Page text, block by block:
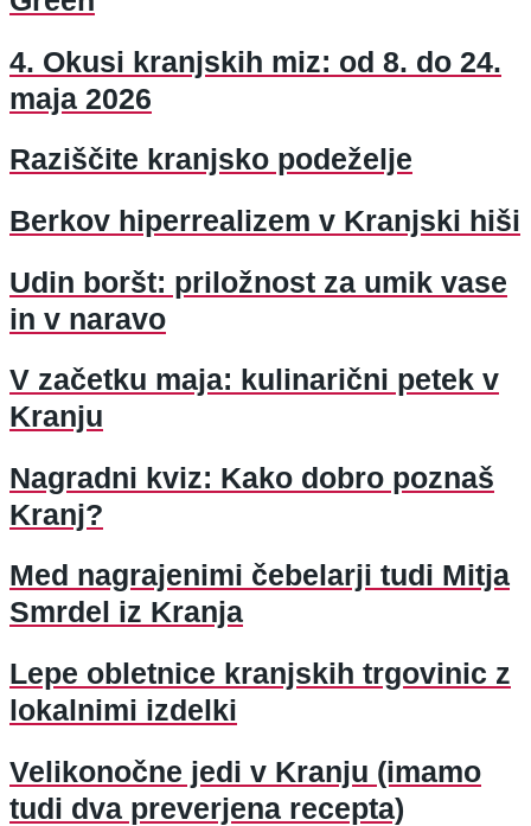
4. Okusi kranjskih miz: od 8. do 24.
maja 2026
Raziščite kranjsko podeželje
Berkov hiperrealizem v Kranjski hiši
Udin boršt: priložnost za umik vase
in v naravo
V začetku maja: kulinarični petek v
Kranju
Nagradni kviz: Kako dobro poznaš
Kranj?
Med nagrajenimi čebelarji tudi Mitja
Smrdel iz Kranja
Lepe obletnice kranjskih trgovinic z
lokalnimi izdelki
Velikonočne jedi v Kranju (imamo
tudi dva preverjena recepta)